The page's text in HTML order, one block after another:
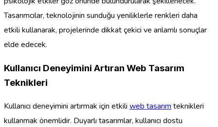
Tasarımcılar, teknolojinin sunduğu yeniliklerle renkleri daha
etkili kullanarak, projelerinde dikkat çekici ve anlamlı sonuçlar
elde edecek.
Kullanıcı Deneyimini Artıran Web Tasarım
Teknikleri
Kullanıcı deneyimini artırmak için etkili web tasarım teknikleri
kullanmak önemlidir. Duyarlı tasarımlar, kullanıcı dostu